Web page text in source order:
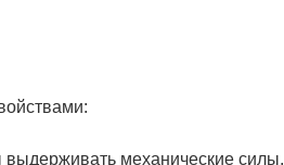
механические силы,